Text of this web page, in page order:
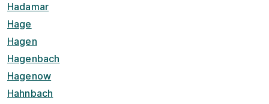
Hadamar
Hage
Hagen
Hagenbach
Hagenow
Hahnbach